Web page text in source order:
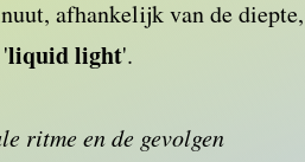
afhankelijk van de
'liquid light'.
ritme en de gevolgen